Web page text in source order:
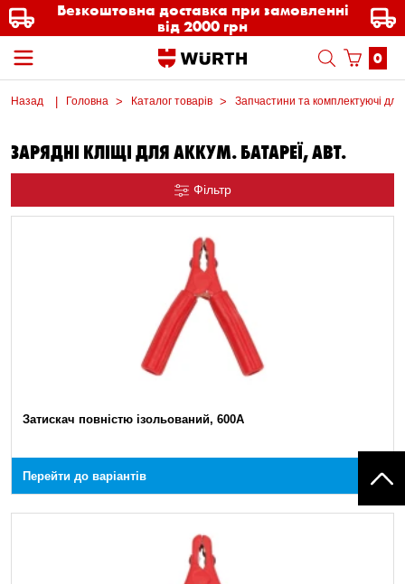
Безкоштовна доставка при замовленні
від 2000 грн
0
Назад Головна Каталог товарів Запчастини та комплектуючі для
ЗАРЯДНІ КЛІЩІ ДЛЯ АККУМ. БАТАРЕЇ, АВТ.
Фільтр
Затискач повністю ізольований, 600А
Перейти до варіантів